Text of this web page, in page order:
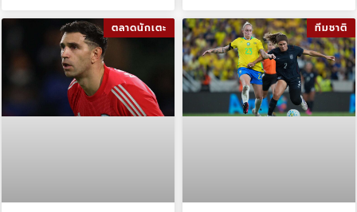
ตลาดนักเตะ ทีมชาติ